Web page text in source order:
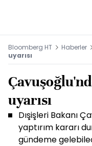
Bloomberg HT Haberler
uyarısı
uyarısı
Dışişleri Bakanı
yaptırım kararı
gündeme